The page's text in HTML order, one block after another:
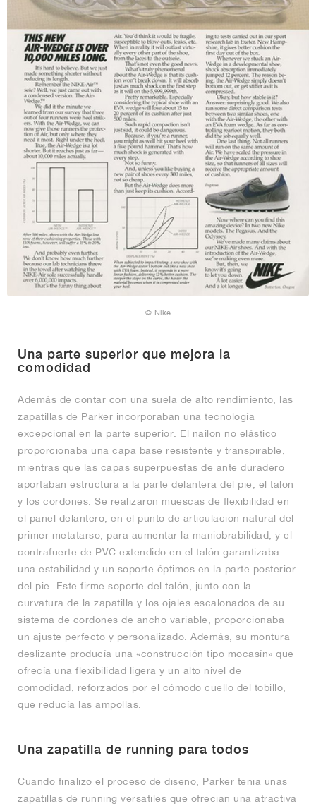
© Nike
Una parte superior que mejora la
comodidad
Además de contar con una suela de alto rendimiento, las
zapatillas de Parker incorporaban una tecnología
excepcional en la parte superior. El nailon no elástico
proporcionaba una capa base resistente y transpirable,
mientras que las capas superpuestas de ante duradero
aportaban estructura a la parte delantera del pie, el talón
y los cordones. Se realizaron muescas de flexibilidad en
el panel delantero, en el punto de articulación natural del
primer metatarso, para aumentar la maniobrabilidad, y el
contrafuerte de PVC extendido en el talón garantizaba
una estabilidad y un soporte óptimos en la parte posterior
del pie. Este firme soporte del talón, junto con la
curvatura de la zapatilla y los ojales escalonados de su
sistema de cordones de ancho variable, proporcionaba
un ajuste perfecto y personalizado. Además, su montura
deslizante producía una «construcción tipo mocasín» que
ofrecía una flexibilidad ligera y un alto nivel de
comodidad, reforzados por el cómodo cuello del tobillo,
que reducía las ampollas.
Una zapatilla de running para todos
Cuando finalizó el proceso de diseño, Parker tenía unas
zapatillas de running versátiles que ofrecían una atractiva